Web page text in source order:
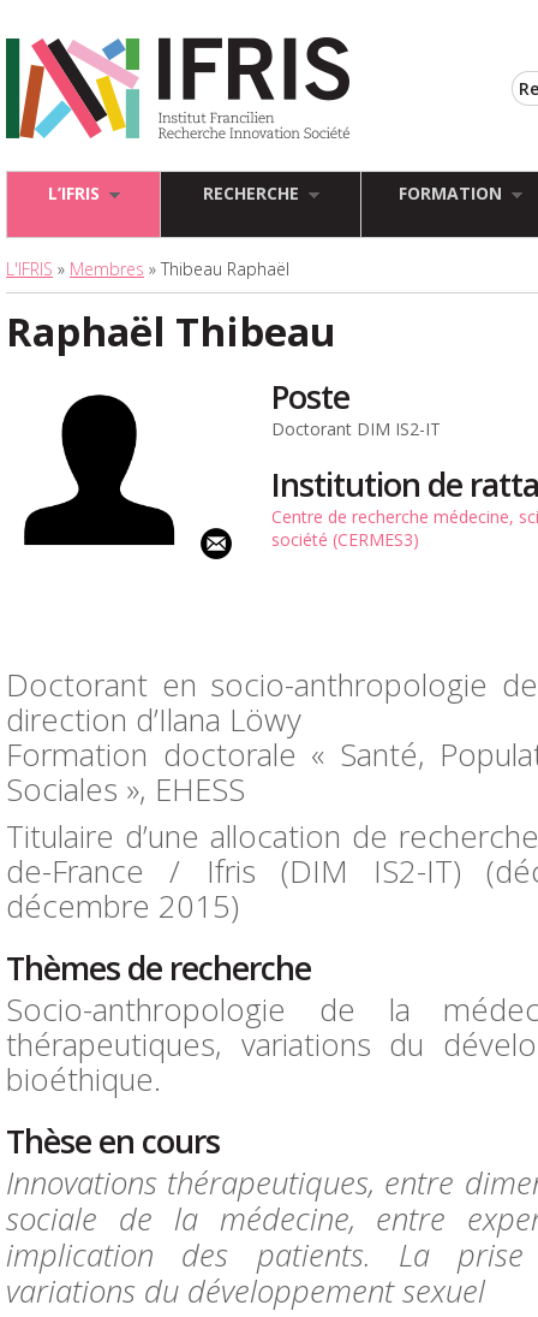
L’IFRIS RECHERCHE FORMATION
L'IFRIS » Membres » Thibeau Raphaël
Raphaël Thibeau
Poste
Doctorant DIM IS2-IT
Institution de
Centre de recherche médecine,
société (CERMES3)
Doctorant en socio-anthropologie
direction d’Ilana Löwy
Formation doctorale « Santé,
Sociales », EHESS
Titulaire d’une allocation de
de-France / Ifris (DIM IS2-IT)
décembre 2015)
Thèmes de recherche
Socio-anthropologie de la
thérapeutiques, variations du
bioéthique.
Thèse en cours
Innovations thérapeutiques, entre
sociale de la médecine, entre
implication des patients. La
variations du développement sexuel